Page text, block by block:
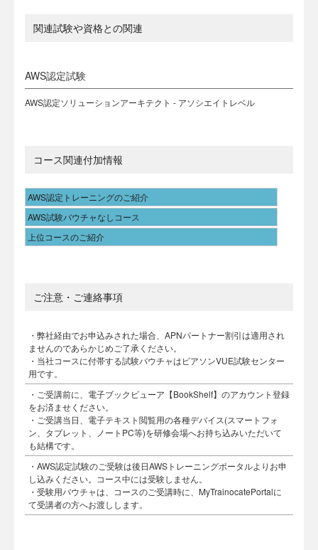
関連試験や資格との関連
AWS認定試験
AWS認定ソリューションアーキテクト - アソシエイトレベル
コース関連付加情報
AWS認定トレーニングのご紹介
AWS試験バウチャなしコース
上位コースのご紹介
ご注意・ご連絡事項
・弊社経由でお申込みされた場合、APNパートナー割引は適用され
ませんのであらかじめご了承ください。
・当社コースに付帯する試験バウチャはピアソンVUE試験センター
用です。
・ご受講前に、電子ブックビューア【BookShelf】のアカウント登録
をお済ませください。
・ご受講当日、電子テキスト閲覧用の各種デバイス(スマートフォ
ン、タブレット、ノートPC等)を研修会場へお持ち込みいただいて
も結構です。
・AWS認定試験のご受験は後日AWSトレーニングポータルよりお申
し込みください。コース中には受験しません。
・受験用バウチャは、コースのご受講時に、MyTrainocatePortalに
て受講者の方へお渡しします。